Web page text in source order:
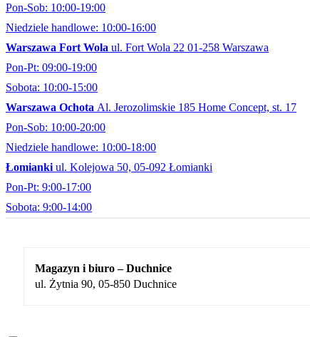
Pon-Sob: 10:00-19:00
Niedziele handlowe: 10:00-16:00
Warszawa Fort Wola ul. Fort Wola 22 01-258 Warszawa
Pon-Pt: 09:00-19:00
Sobota: 10:00-15:00
Warszawa Ochota Al. Jerozolimskie 185 Home Concept, st. 17
Pon-Sob: 10:00-20:00
Niedziele handlowe: 10:00-18:00
Łomianki ul. Kolejowa 50, 05-092 Łomianki
Pon-Pt: 9:00-17:00
Sobota: 9:00-14:00
Magazyn i biuro – Duchnice
ul. Żytnia 90, 05-850 Duchnice